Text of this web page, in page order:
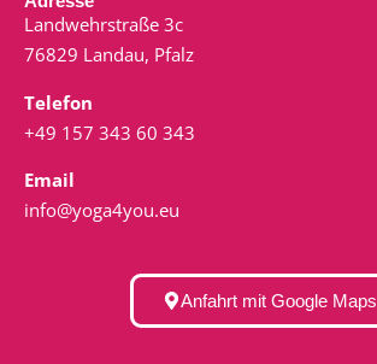
Landwehrstraße 3c
76829 Landau, Pfalz
Telefon
+49 157 343 60 343
Email
info@yoga4you.eu
Anfahrt mit Google Maps